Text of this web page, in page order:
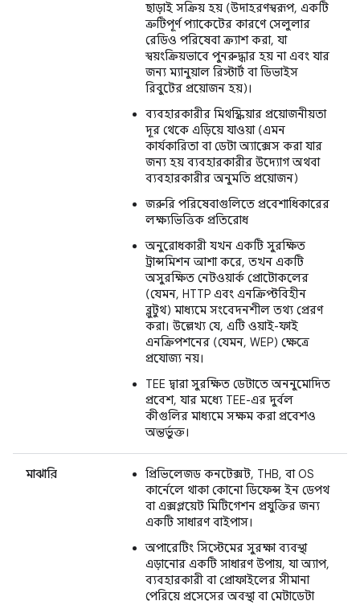
ছাড়াই সক্রিয় হয় (উদাহরণস্বরূপ, একটি
ত্রুটিপূর্ণ প্যাকেটের কারণে সেলুলার
রেডিও পরিষেবা ক্র্যাশ করা, যা
স্বয়ংক্রিয়ভাবে পুনরুদ্ধার হয় না এবং যার
জন্য ম্যানুয়াল রিস্টার্ট বা ডিভাইস
রিবুটের প্রয়োজন হয়)।
ব্যবহারকারীর মিথস্ক্রিয়ার প্রয়োজনীয়তা
দূর থেকে এড়িয়ে যাওয়া (এমন
কার্যকারিতা বা ডেটা অ্যাক্সেস করা যার
জন্য হয় ব্যবহারকারীর উদ্যোগ অথবা
ব্যবহারকারীর অনুমতি প্রয়োজন)
জরুরি পরিষেবাগুলিতে প্রবেশাধিকারের
লক্ষ্যভিত্তিক প্রতিরোধ
অনুরোধকারী যখন একটি সুরক্ষিত
ট্রান্সমিশন আশা করে, তখন একটি
অসুরক্ষিত নেটওয়ার্ক প্রোটোকলের
(যেমন, HTTP এবং এনক্রিপ্টবিহীন
ব্লুটুথ) মাধ্যমে সংবেদনশীল তথ্য প্রেরণ
করা। উল্লেখ্য যে, এটি ওয়াই-ফাই
এনক্রিপশনের (যেমন, WEP) ক্ষেত্রে
প্রযোজ্য নয়।
TEE দ্বারা সুরক্ষিত ডেটাতে অননুমোদিত
প্রবেশ, যার মধ্যে TEE-এর দুর্বল
কীগুলির মাধ্যমে সক্ষম করা প্রবেশও
অন্তর্ভুক্ত।
মাঝারি
প্রিভিলেজড কনটেক্সট, THB, বা OS
কার্নেলে থাকা কোনো ডিফেন্স ইন ডেপথ
বা এক্সপ্লয়েট মিটিগেশন প্রযুক্তির জন্য
একটি সাধারণ বাইপাস।
অপারেটিং সিস্টেমের সুরক্ষা ব্যবস্থা
এড়ানোর একটি সাধারণ উপায়, যা অ্যাপ,
ব্যবহারকারী বা প্রোফাইলের সীমানা
পেরিয়ে প্রসেসের অবস্থা বা মেটাডেটা